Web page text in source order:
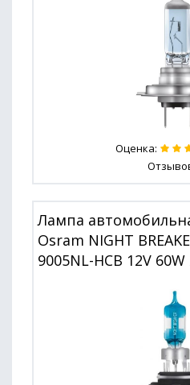
Оценка:
Лампа
Osram NIGHT
9005NL-HCB 12V